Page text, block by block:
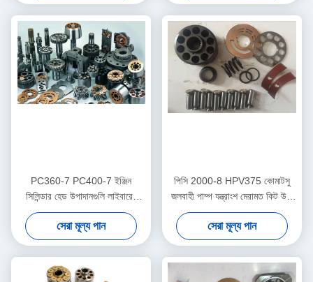
PC360-7 PC400-7 ইঞ্জিন
সিলিন্ডার হেড উপাদানগুলি লাইবারের
নির্মাণ যন্ত্রপাতি জন্য
সেরা মূল্য পান
পিসি 2000-8 HPV375 কোমাটসু
জলবাহী পাম্প যন্ত্রাংশ মেরামত কিট উচ্চ
নির্ভরযোগ্য
সেরা মূল্য পান